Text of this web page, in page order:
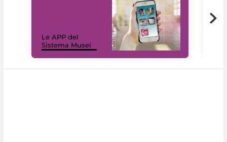
Le APP del
Sistema Musei